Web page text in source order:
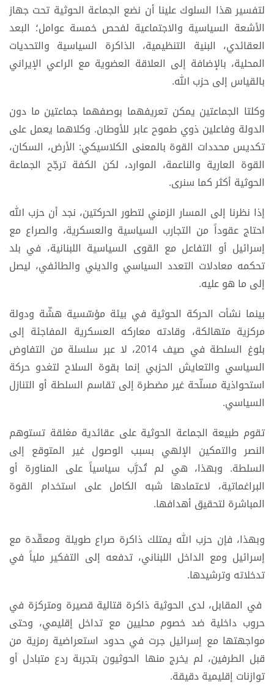
لتفسير هذا السلوك علينا أن نضع الجماعة الحوثية تحت جهاز
الأشعة السياسية والاجتماعية لفحص خمسة عوامل؛ البعد
العقائدي، البنية التنظيمية، الذاكرة السياسية والتحديات
المحلية، بالإضافة إلى العلاقة العضوية مع الراعي الإيراني
بالقياس إلى حزب الله.
وكلتا الجماعتين يمكن تعريفهما بوصفهما جماعتين ما دون
الدولة وفاعلين ذوي طموح عابر للأوطان. وكلاهما يعمل على
تكديس محددات القوة بالمعنى الكلاسيكي: الأرض، السكان،
القوة العارية والناعمة، الموارد، لكن الكفة ترجّح الجماعة
الحوثية أكثر كما سنرى.
إذا نظرنا إلى المسار الزمني لتطور الحركتين، نجد أن حزب الله
احتاج عقوداً من التجارب السياسية والعسكرية، والصراع مع
إسرائيل أو التفاعل مع القوى السياسية اللبنانية، في بلد
تحكمه معادلات التعدد السياسي والديني والطائفي، ليصل
إلى ما هو عليه.
بينما نشأت الحركة الحوثية في بيئة مؤسّسية هشّة ودولة
مركزية متهالكة، وقادته معاركه العسكرية المفاجئة إلى
بلوغ السلطة في صيف 2014، لا عبر سلسلة من التفاوض
السياسي والتعايش الحزبي إنما بقوة السلاح لتغدو حركة
استحواذية مسلّحة غير مضطرة إلى تقاسم السلطة أو التنازل
السياسي.
تقوم طبيعة الجماعة الحوثية على عقائدية مغلقة تستوهم
النصر والتمكين الإلهي بسبب الوصول غير المتوقع إلى
السلطة. وبهذا، هي لم تُدرَّب سياسياً على المناورة أو
البراغماتية، لاعتمادها شبه الكامل على استخدام القوة
المباشرة لتحقيق أهدافها.
وبهذا، فإن حزب الله يمتلك ذاكرة صراع طويلة ومعقّدة مع
إسرائيل ومع الداخل اللبناني، تدفعه إلى التفكير ملياً في
تدخلاته وترشيدها.
في المقابل، لدى الحوثية ذاكرة قتالية قصيرة ومتركزة في
حروب داخلية ضد خصوم محليين مع تداخل إقليمي، وحتى
مواجهتها مع إسرائيل جرت في حدود استعراضية رمزية من
قبل الطرفين، لم يخرج منها الحوثيون بتجربة ردع متبادل أو
توازنات إقليمية دقيقة.